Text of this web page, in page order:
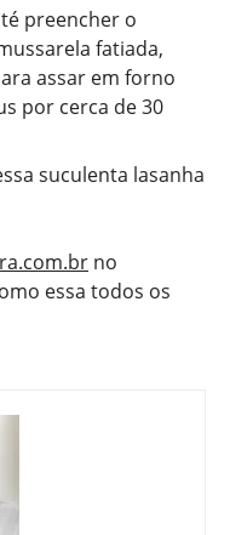
preencher o
fatiada,
assar em forno
por cerca de 30
suculenta lasanha
no
essa todos os